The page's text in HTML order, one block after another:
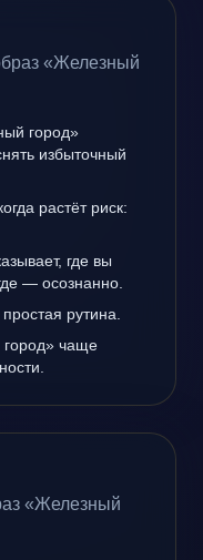
«Железный
город»
избыточный
растёт риск:
где вы
— осознанно.
рутина.
чаще
«Железный